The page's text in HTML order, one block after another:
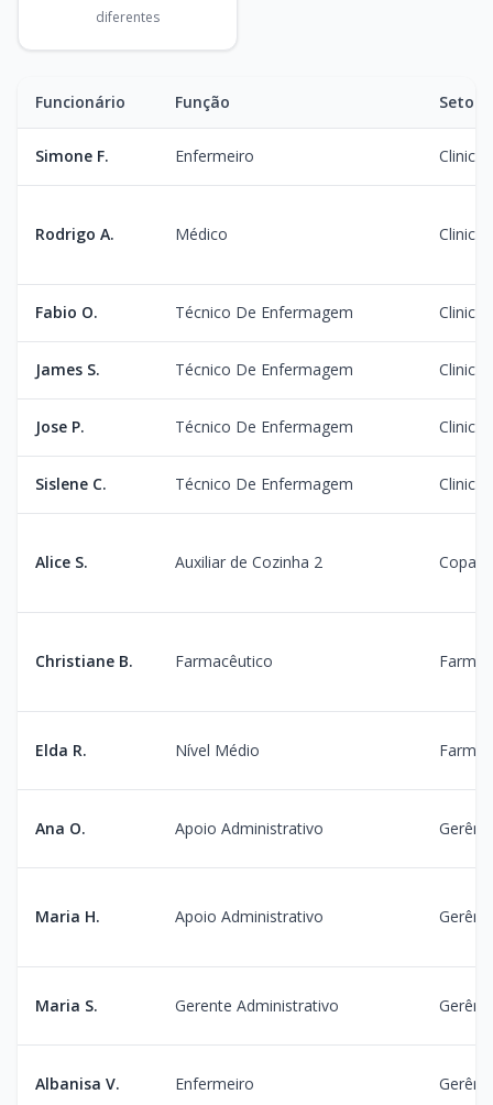
diferentes
Funcionário Função Setor
Simone F. Enfermeiro Clinica
Rodrigo A. Médico Clinica
Fabio O. Técnico De Enfermagem Clinica
James S. Técnico De Enfermagem Clinica
Jose P. Técnico De Enfermagem Clinica
Sislene C. Técnico De Enfermagem Clinica
Alice S. Auxiliar de Cozinha 2 Copa
Christiane B. Farmacêutico
Elda R. Nível Médio
Ana O. Apoio Administrativo
Maria H. Apoio Administrativo
Maria S. Gerente Administrativo
Albanisa V. Enfermeiro